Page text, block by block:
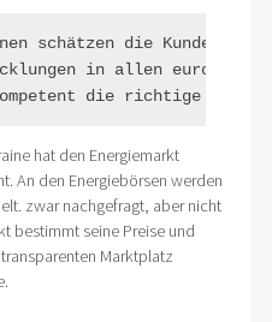
schätzen die Kunden
in allen
kompetent die richtige
hat den Energiemarkt
An den Energiebörsen werden
zwar nachgefragt, aber nicht
bestimmt seine Preise und
Marktplatz